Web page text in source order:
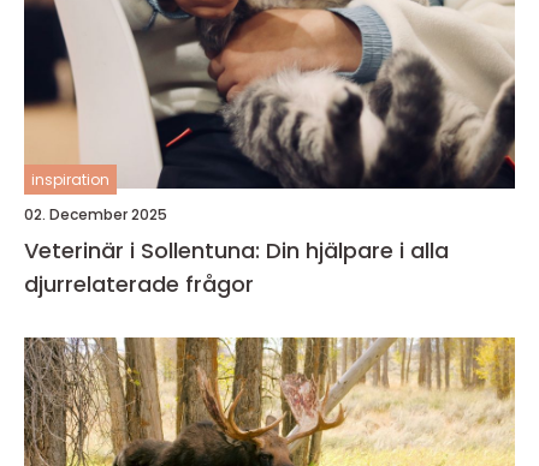
inspiration
02. December 2025
Veterinär i Sollentuna: Din hjälpare i alla
djurrelaterade frågor